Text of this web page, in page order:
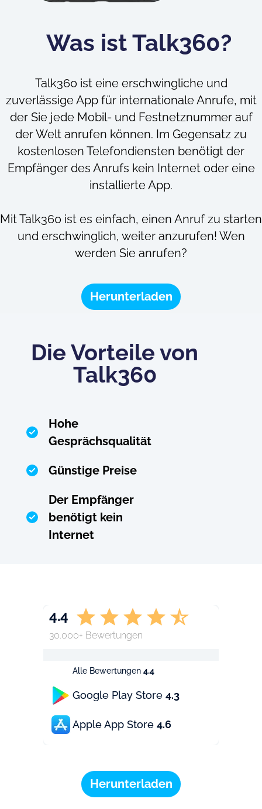
Was ist Talk360?
Talk360 ist eine erschwingliche und
zuverlässige App für internationale Anrufe, mit
der Sie jede Mobil- und Festnetznummer auf
der Welt anrufen können. Im Gegensatz zu
kostenlosen Telefondiensten benötigt der
Empfänger des Anrufs kein Internet oder eine
installierte App.
Mit Talk360 ist es einfach, einen Anruf zu starten
und erschwinglich, weiter anzurufen! Wen
werden Sie anrufen?
Herunterladen
Die Vorteile von
Talk360
Hohe
Gesprächsqualität
Günstige Preise
Der Empfänger
benötigt kein
Internet
Alle Bewertungen 4.4
Google Play Store 4.3
Apple App Store 4.6
4.4
30.000+ Bewertungen
Herunterladen